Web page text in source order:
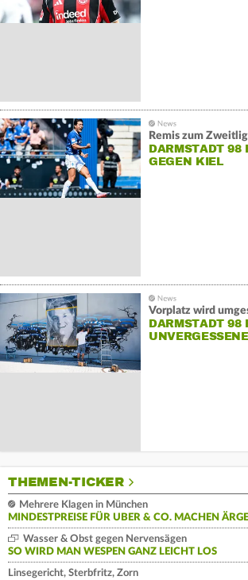
Remis zum
DARMSTADT 98
GEGEN KIEL
Vorplatz wird
DARMSTADT 98
THEMEN-TICKER
Mehrere Klagen in München
MINDESTPREISE FÜR UBER & CO. MACHEN
Wasser & Obst gegen Nervensägen
SO WIRD MAN WESPEN GANZ LEICHT LOS
Linsegericht, Sterbfritz, Zorn